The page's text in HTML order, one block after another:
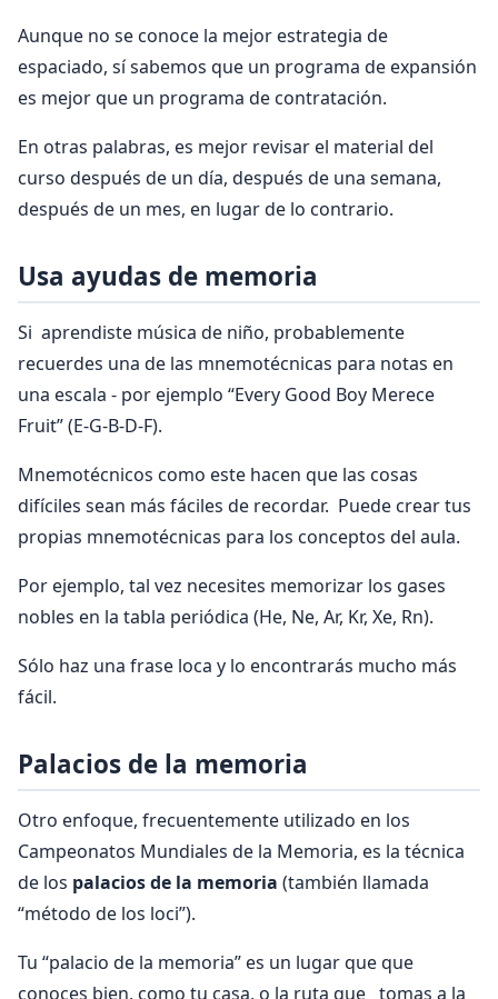
Aunque no se conoce la mejor estrategia de
espaciado, sí sabemos que un programa de expansión
es mejor que un programa de contratación.
En otras palabras, es mejor revisar el material del
curso después de un día, después de una semana,
después de un mes, en lugar de lo contrario.
Usa ayudas de memoria
Si aprendiste música de niño, probablemente
recuerdes una de las mnemotécnicas para notas en
una escala - por ejemplo “Every Good Boy Merece
Fruit” (E-G-B-D-F).
Mnemotécnicos como este hacen que las cosas
difíciles sean más fáciles de recordar. Puede crear tus
propias mnemotécnicas para los conceptos del aula.
Por ejemplo, tal vez necesites memorizar los gases
nobles en la tabla periódica (He, Ne, Ar, Kr, Xe, Rn).
Sólo haz una frase loca y lo encontrarás mucho más
fácil.
Palacios de la memoria
Otro enfoque, frecuentemente utilizado en los
Campeonatos Mundiales de la Memoria, es la técnica
de los palacios de la memoria (también llamada
“método de los loci”).
Tu “palacio de la memoria” es un lugar que que
conoces bien, como tu casa, o la ruta que tomas a la